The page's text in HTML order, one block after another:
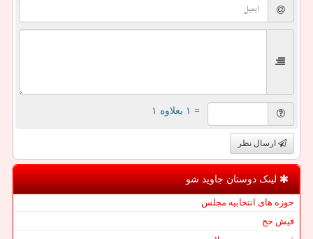
= ۱ بعلاوه ۱
ارسال نظر
لینک دوستان جاوید شو
حوزه های انتخابیه مجلس
فیش حج